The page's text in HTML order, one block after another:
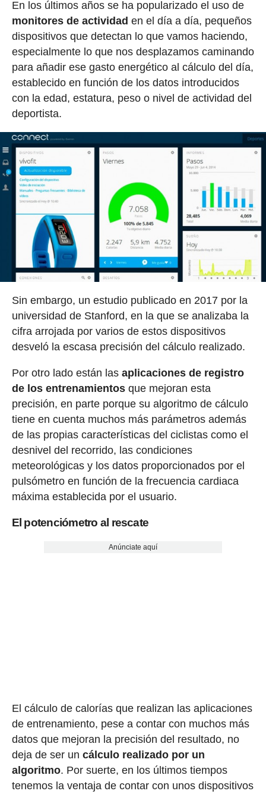
En los últimos años se ha popularizado el uso de
monitores de actividad en el día a día, pequeños
dispositivos que detectan lo que vamos haciendo,
especialmente lo que nos desplazamos caminando
para añadir ese gasto energético al cálculo del día,
establecido en función de los datos introducidos
con la edad, estatura, peso o nivel de actividad del
deportista.
Sin embargo, un estudio publicado en 2017 por la
universidad de Stanford, en la que se analizaba la
cifra arrojada por varios de estos dispositivos
desveló la escasa precisión del cálculo realizado.
Por otro lado están las aplicaciones de registro
de los entrenamientosque mejoran esta
precisión, en parte porque su algoritmo de cálculo
tiene en cuenta muchos más parámetros además
de las propias características del ciclistas como el
desnivel del recorrido, las condiciones
meteorológicas y los datos proporcionados por el
pulsómetro en función de la frecuencia cardiaca
máxima establecida por el usuario.
El potenciómetro al rescate
Anúnciate aquí
El cálculo de calorías que realizan las aplicaciones
de entrenamiento, pese a contar con muchos más
datos que mejoran la precisión del resultado, no
deja de ser un cálculo realizado por un
algoritmo. Por suerte, en los últimos tiempos
tenemos la ventaja de contar con unos dispositivos